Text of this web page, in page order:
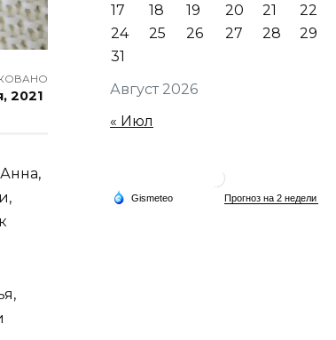
2021 Август 2026
17
18 19 20 21 22
24
25 26 27 28 29
31
« Июл